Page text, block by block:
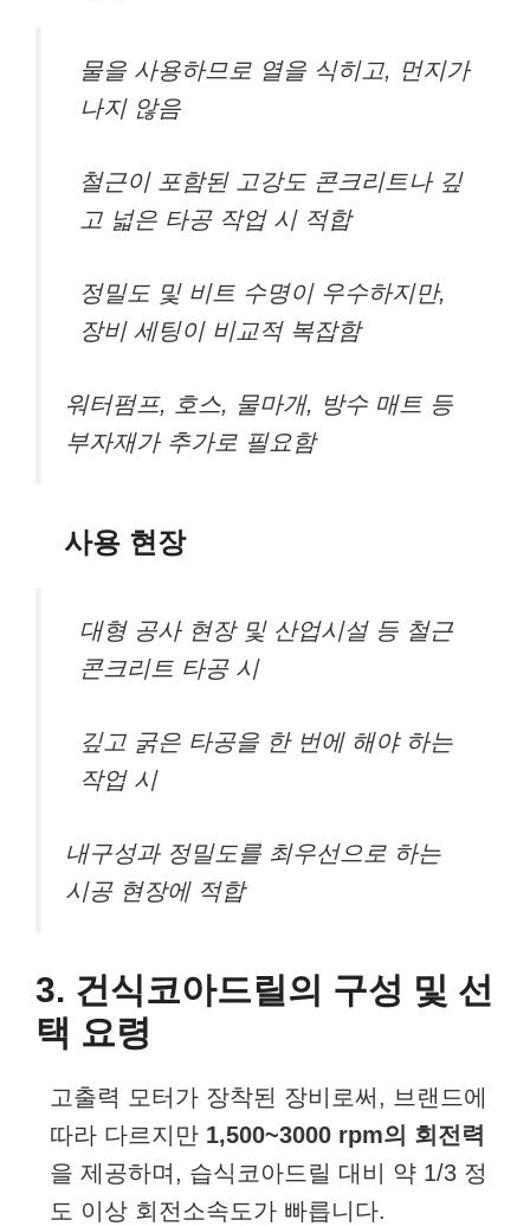
물을 사용하므로 열을 식히고, 먼지가
나지 않음
철근이 포함된 고강도 콘크리트나 깊
고 넓은 타공 작업 시 적합
정밀도 및 비트 수명이 우수하지만,
장비 세팅이 비교적 복잡함
워터펌프, 호스, 물마개, 방수 매트 등
부자재가 추가로 필요함
사용 현장
대형 공사 현장 및 산업시설 등 철근
콘크리트 타공 시
깊고 굵은 타공을 한 번에 해야 하는
작업 시
내구성과 정밀도를 최우선으로 하는
시공 현장에 적합
3. 건식코아드릴의 구성 및 선
택 요령
고출력 모터가 장착된 장비로써, 브랜드에
따라 다르지만 1,500~3000 rpm의 회전력
을 제공하며, 습식코아드릴 대비 약 1/3 정
도 이상 회전소속도가 빠릅니다.